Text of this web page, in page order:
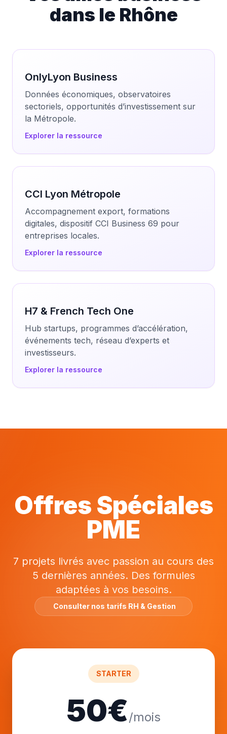
dans le Rhône
OnlyLyon Business
Données économiques, observatoires
sectoriels, opportunités d’investissement sur
la Métropole.
Explorer la ressource
CCI Lyon Métropole
Accompagnement export, formations
digitales, dispositif CCI Business 69 pour
entreprises locales.
Explorer la ressource
H7 & French Tech One
Hub startups, programmes d’accélération,
événements tech, réseau d’experts et
investisseurs.
Explorer la ressource
Offres Spéciales
PME
7 projets livrés avec passion au cours des
5 dernières années. Des formules
adaptées à vos besoins.
Consulter nos tarifs RH & Gestion
STARTER
50€/mois